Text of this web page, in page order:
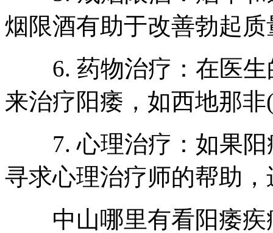
烟限酒有助于改善勃起质
6. 药物治疗：在医生
来治疗阳痿，如西地那非
7. 心理治疗：如果阳
寻求心理治疗师的帮助
中山哪里有看阳痿疾